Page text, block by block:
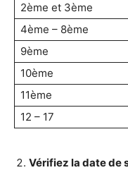
2ème et 3ème
4ème – 8ème
9ème
10ème
11ème
12 – 17
Vérifiez la date de